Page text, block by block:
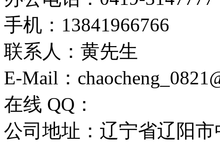
手机：13841966766
联系人：黄先生
E-Mail：
在线 QQ：
公司地址：辽宁省辽阳